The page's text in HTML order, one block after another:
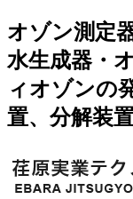
オゾン測定
水生成器・
ィオゾンの
置、分解装